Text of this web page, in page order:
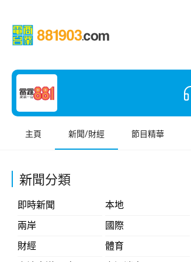
主頁 新聞/財經 節目精華
新聞分類
即時新聞
本地
兩岸
國際
財經
體育